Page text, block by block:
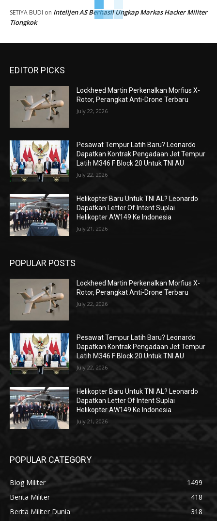
SETIYA BUDI on Intelijen AS Berhasil Ungkap Markas Hacker Militer
Tiongkok
EDITOR PICKS
Lockheed Martin Perkenalkan Morfius X-
Rotor, Perangkat Anti-Drone Terbaru
July 22, 2026
Pesawat Tempur Latih Baru? Leonardo
Dapatkan Kontrak Pengadaan Jet Tempur
Latih M346 F Block 20 Untuk TNI AU
July 22, 2026
Helikopter Baru Untuk TNI AL? Leonardo
Dapatkan Letter Of Intent Suplai
Helikopter AW149 Ke Indonesia
July 21, 2026
POPULAR POSTS
Lockheed Martin Perkenalkan Morfius X-
Rotor, Perangkat Anti-Drone Terbaru
July 22, 2026
Pesawat Tempur Latih Baru? Leonardo
Dapatkan Kontrak Pengadaan Jet Tempur
Latih M346 F Block 20 Untuk TNI AU
July 22, 2026
Helikopter Baru Untuk TNI AL? Leonardo
Dapatkan Letter Of Intent Suplai
Helikopter AW149 Ke Indonesia
July 21, 2026
POPULAR CATEGORY
Blog Militer
1499
Berita Militer
418
Berita Militer Dunia
318